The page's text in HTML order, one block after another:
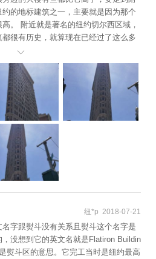
的地标建筑之一，主要就是因为那个
。 附近就是著名的纽约切尔西区域，
很有历史，就算现在已经过了这么多
，现在还多了一重意义，就是朝圣蜘

纽*p 2018-07-21
字跟熨斗没有关系且熨斗这个名字是
没想到它的英文名就是Flatiron Buildin
熨斗区的意思。它完工当时是纽约最高